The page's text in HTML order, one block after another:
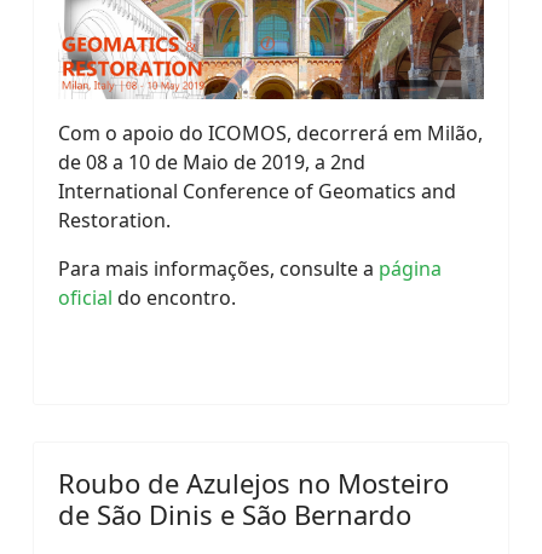
Com o apoio do ICOMOS, decorrerá em Milão,
de 08 a 10 de Maio de 2019, a 2nd
International Conference of Geomatics and
Restoration.
Para mais informações, consulte a página
oficial do encontro.
Roubo de Azulejos no Mosteiro
de São Dinis e São Bernardo